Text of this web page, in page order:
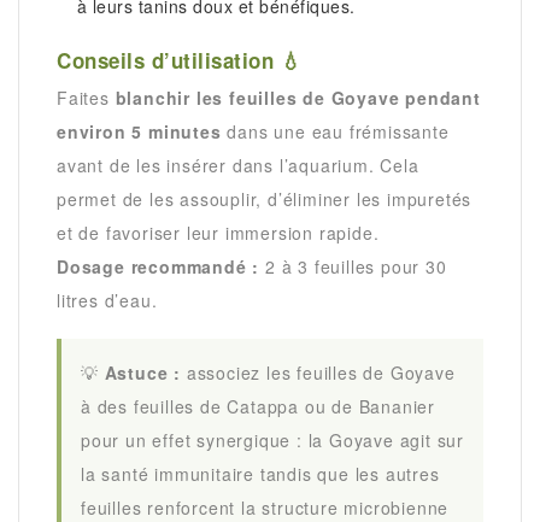
à leurs tanins doux et bénéfiques.
Conseils d’utilisation 💧
Faites blanchir les feuilles de Goyave pendant
environ 5 minutes dans une eau frémissante
avant de les insérer dans l’aquarium. Cela
permet de les assouplir, d’éliminer les impuretés
et de favoriser leur immersion rapide.
Dosage recommandé : 2 à 3 feuilles pour 30
litres d’eau.
💡 Astuce : associez les feuilles de Goyave
à des feuilles de Catappa ou de Bananier
pour un effet synergique : la Goyave agit sur
la santé immunitaire tandis que les autres
feuilles renforcent la structure microbienne